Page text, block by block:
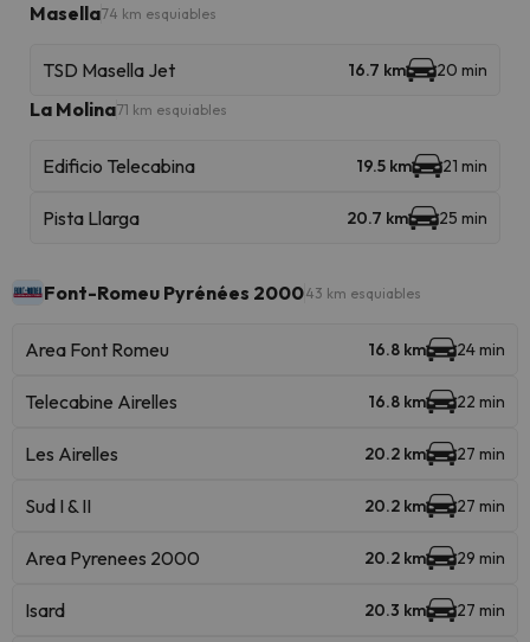
Masella74 km esquiables
TSD Masella Jet 16.7 km 20 min
La Molina71 km esquiables
Edificio Telecabina 19.5 km 21 min
Pista Llarga 20.7 km 25 min
Font-Romeu Pyrénées 200043 km esquiables
Area Font Romeu 16.8 km 24 min
Telecabine Airelles 16.8 km 22 min
Les Airelles 20.2 km 27 min
Sud I & II 20.2 km 27 min
Area Pyrenees 2000 20.2 km 29 min
Isard 20.3 km 27 min